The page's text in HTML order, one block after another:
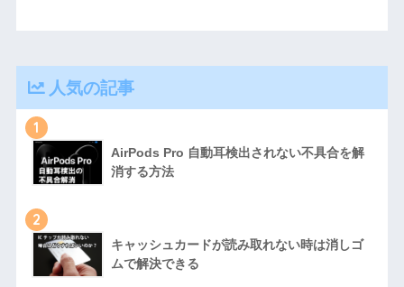
人気の記事
1
AirPods Pro 自動耳検出されない不具合を解
消する方法
2
キャッシュカードが読み取れない時は消しゴ
ムで解決できる